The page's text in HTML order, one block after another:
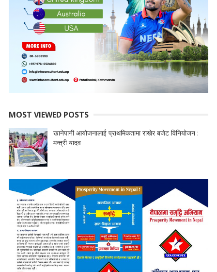
MOST VIEWED POSTS
खानेपानी आयोजनालाई प्राथमिकतामा राखेर बजेट विनियोजन :
मन्त्री यादव